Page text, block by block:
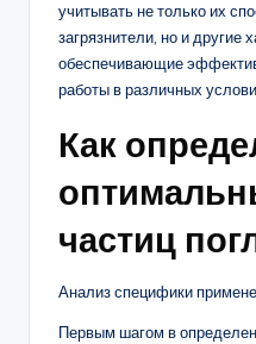
учитывать не только их
загрязнители, но и другие
обеспечивающие
работы в различных
Как
частиц
Анализ специфики
Первым шагом в